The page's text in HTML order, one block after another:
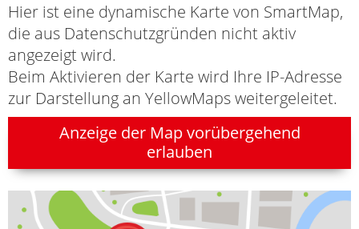
Hier ist eine dynamische Karte von SmartMap,
die aus Datenschutzgründen nicht aktiv
angezeigt wird.
Beim Aktivieren der Karte wird Ihre IP-Adresse
zur Darstellung an YellowMaps weitergeleitet.
Anzeige der Map vorübergehend
erlauben